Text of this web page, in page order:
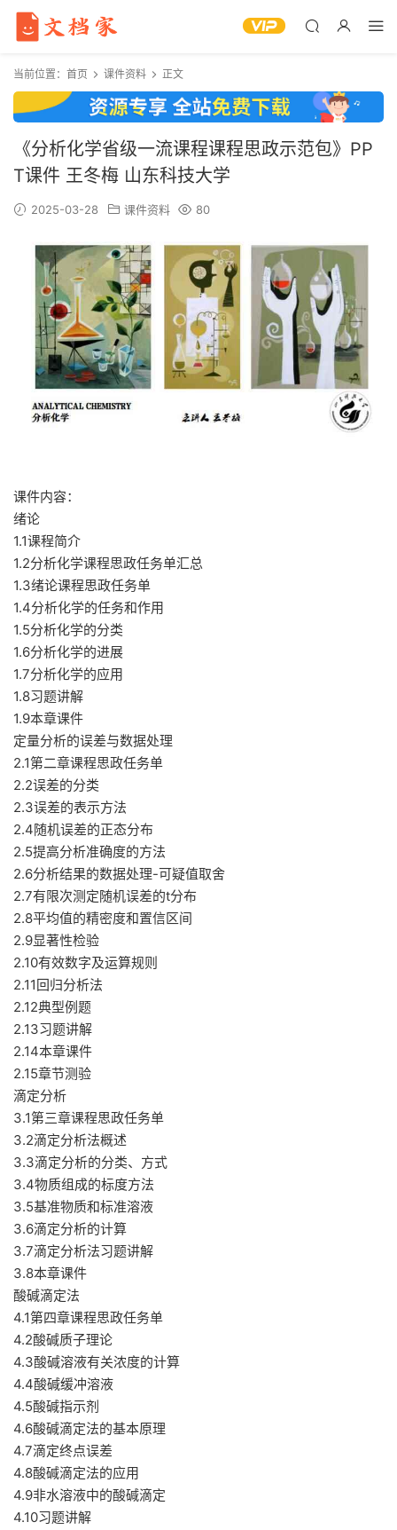
当前位置： 首页 课件资料 正文
《分析化学省级一流课程课程思政示范包》PP
T课件 王冬梅 山东科技大学
2025-03-28 课件资料 80
课件内容：
绪论
1.1课程简介
1.2分析化学课程思政任务单汇总
1.3绪论课程思政任务单
1.4分析化学的任务和作用
1.5分析化学的分类
1.6分析化学的进展
1.7分析化学的应用
1.8习题讲解
1.9本章课件
定量分析的误差与数据处理
2.1第二章课程思政任务单
2.2误差的分类
2.3误差的表示方法
2.4随机误差的正态分布
2.5提高分析准确度的方法
2.6分析结果的数据处理-可疑值取舍
2.7有限次测定随机误差的t分布
2.8平均值的精密度和置信区间
2.9显著性检验
2.10有效数字及运算规则
2.11回归分析法
2.12典型例题
2.13习题讲解
2.14本章课件
2.15章节测验
滴定分析
3.1第三章课程思政任务单
3.2滴定分析法概述
3.3滴定分析的分类、方式
3.4物质组成的标度方法
3.5基准物质和标准溶液
3.6滴定分析的计算
3.7滴定分析法习题讲解
3.8本章课件
酸碱滴定法
4.1第四章课程思政任务单
4.2酸碱质子理论
4.3酸碱溶液有关浓度的计算
4.4酸碱缓冲溶液
4.5酸碱指示剂
4.6酸碱滴定法的基本原理
4.7滴定终点误差
4.8酸碱滴定法的应用
4.9非水溶液中的酸碱滴定
4.10习题讲解